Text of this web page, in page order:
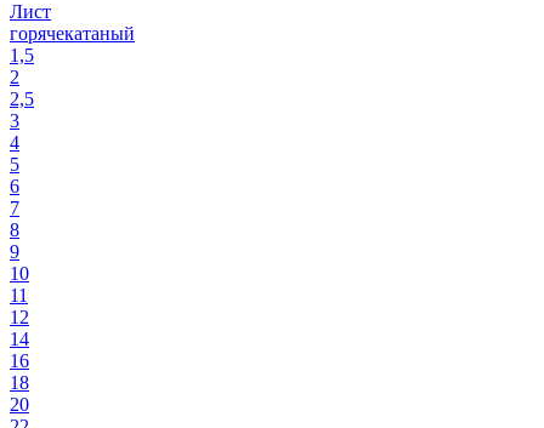
Лист
горячекатаный
1,5
2
2,5
3
4
5
6
7
8
9
10
11
12
14
16
18
20